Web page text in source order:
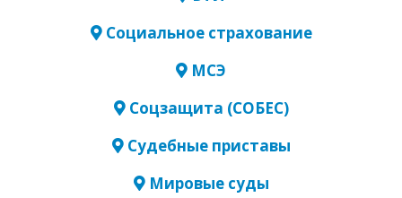
Социальное страхование
МСЭ
Соцзащита (СОБЕС)
Судебные приставы
Мировые суды